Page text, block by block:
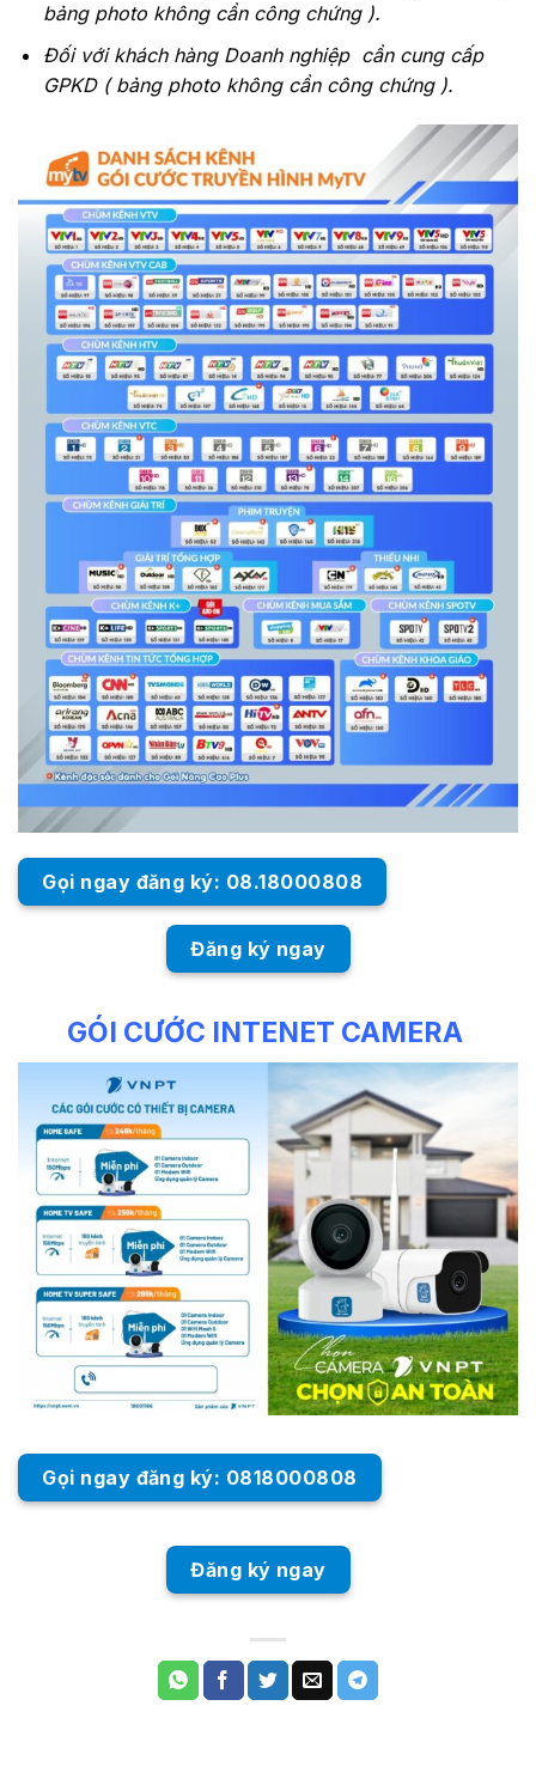
bảng photo không cần công chứng ).
Đối với khách hàng Doanh nghiệp cần cung cấp
GPKD ( bảng photo không cần công chứng ).
Gọi ngay đăng ký: 08.18000808
Đăng ký ngay
GÓI CƯỚC INTENET CAMERA
Gọi ngay đăng ký: 0818000808
Đăng ký ngay